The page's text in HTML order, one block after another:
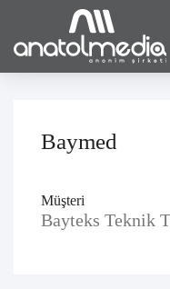
Baymed
Müşteri
Bayteks Teknik